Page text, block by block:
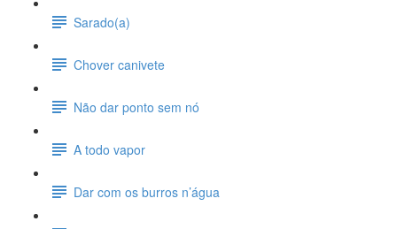
Sarado(a)
Chover canivete
Não dar ponto sem nó
A todo vapor
Dar com os burros n’água